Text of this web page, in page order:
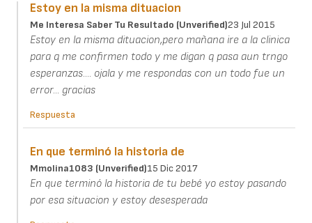
Estoy en la misma dituacion
Me Interesa Saber Tu Resultado (unverified)23 Jul 2015
Estoy en la misma dituacion,pero mañana ire a la clinica
para q me confirmen todo y me digan q pasa aun trngo
esperanzas.... ojala y me respondas con un todo fue un
error... gracias
Respuesta
En que terminó la historia de
Mmolina1083 (unverified)15 Dic 2017
En que terminó la historia de tu bebé yo estoy pasando
por esa situacion y estoy desesperada